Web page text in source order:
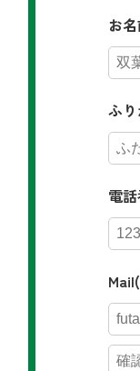
お
ふ
電